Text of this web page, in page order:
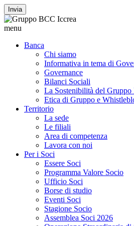
Invia
menu
Banca
Chi siamo
Informativa in tema di
Governance
Bilanci Sociali
La Sostenibilità del Gruppo
Etica di Gruppo e
Territorio
La sede
Le filiali
Area di competenza
Lavora con noi
Per i Soci
Essere Soci
Programma Valore Socio
Ufficio Soci
Borse di studio
Eventi Soci
Stagione Socio
Assemblea Soci 2026